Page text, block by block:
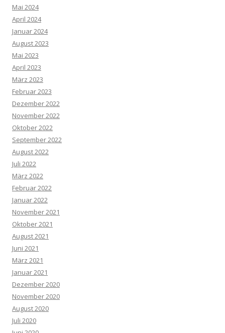
Mai 2024
April 2024
Januar 2024
August 2023
Mai 2023
April 2023
März 2023
Februar 2023
Dezember 2022
November 2022
Oktober 2022
September 2022
August 2022
Juli 2022
März 2022
Februar 2022
Januar 2022
November 2021
Oktober 2021
August 2021
Juni 2021
März 2021
Januar 2021
Dezember 2020
November 2020
August 2020
Juli 2020